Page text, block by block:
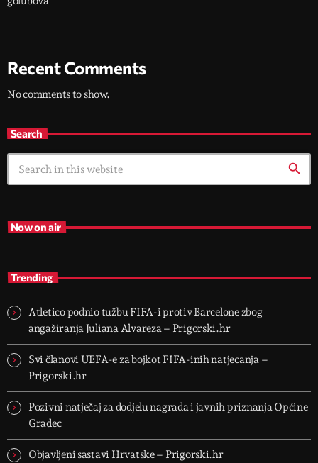
Recent Comments
No comments to show.
Search
search
Now on air
Trending
Atletico podnio tužbu FIFA-i protiv Barcelone zbog
angažiranja Juliana Alvareza – Prigorski.hr
Svi članovi UEFA-e za bojkot FIFA-inih natjecanja –
Prigorski.hr
Pozivni natječaj za dodjelu nagrada i javnih priznanja Općine
Gradec
Objavljeni sastavi Hrvatske – Prigorski.hr